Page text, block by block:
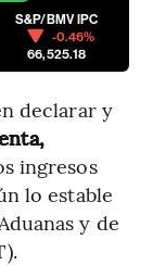
S&P/BMV IPC
-0.46%
66,525.18
declarar y
ingresos
lo estable
y de